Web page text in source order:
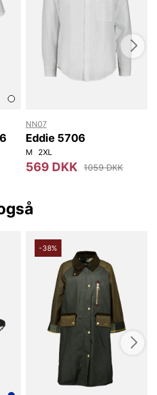
NN07
Eddie 5706
M 2XL
569 DKK 1059 DKK
-38%